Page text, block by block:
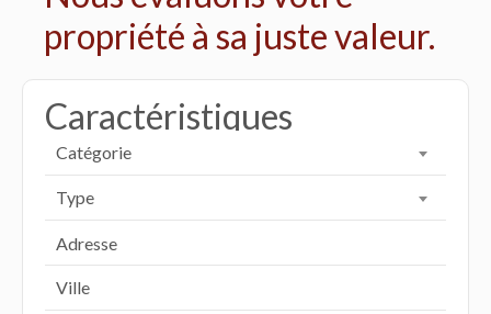
propriété à sa juste valeur.
Caractéristiques
Catégorie
Type
Ville